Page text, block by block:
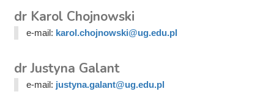
dr Karol Chojnowski
e-mail: karol.chojnowski@ug.edu.pl
dr Justyna Galant
e-mail: justyna.galant@ug.edu.pl